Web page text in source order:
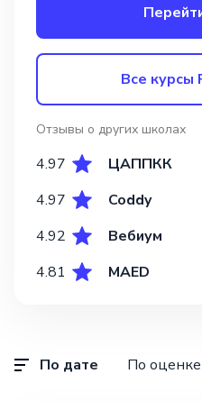
Все курсы
Отзывы о других школах
4.97 ЦАППКК
4.97
Coddy
4.92
Вебиум
4.81
MAED
По дате По оценке